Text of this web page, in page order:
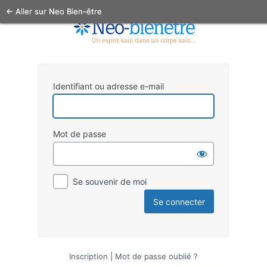
Identifiant ou adresse e-mail
Mot de passe
Se souvenir de moi
Inscription Mot de passe oublié ?
← Aller sur Neo Bien-être